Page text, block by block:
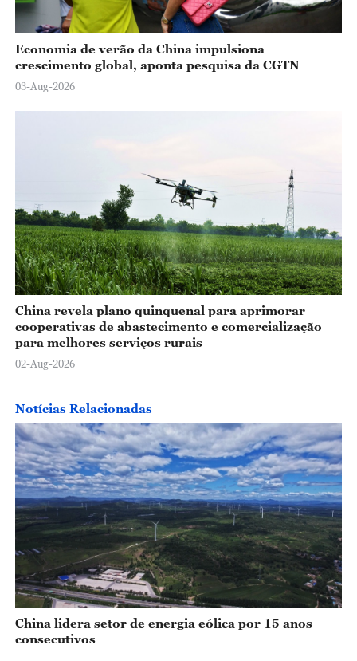
Economia de verão da China impulsiona
crescimento global, aponta pesquisa da CGTN
03-Aug-2026
China revela plano quinquenal para aprimorar
cooperativas de abastecimento e comercialização
para melhores serviços rurais
02-Aug-2026
Notícias Relacionadas
China lidera setor de energia eólica por 15 anos
consecutivos